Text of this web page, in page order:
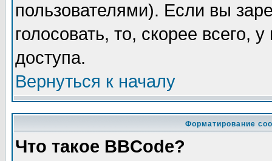
пользователями). Если вы
голосовать, то, скорее всего,
доступа.
Вернуться к началу
Форматирование
Что такое BBCode?